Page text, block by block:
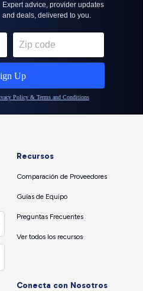
Recursos
Comparación de Proveedores
Guías de Equipo
Preguntas Frecuentes
Ver todos los recursos
Conecta con Nosotros